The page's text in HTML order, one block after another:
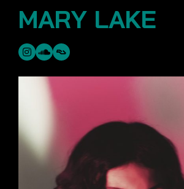
MARY LAKE